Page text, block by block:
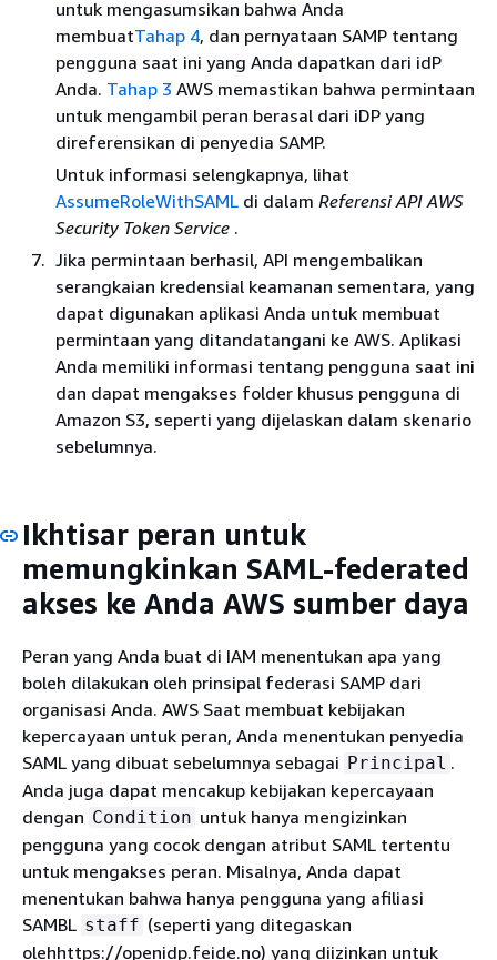
untuk mengasumsikan bahwa Anda
membuatTahap 4, dan pernyataan SAMP tentang
pengguna saat ini yang Anda dapatkan dari idP
Anda. Tahap 3 AWS memastikan bahwa permintaan
untuk mengambil peran berasal dari iDP yang
direferensikan di penyedia SAMP.
Untuk informasi selengkapnya, lihat
AssumeRoleWithSAML di dalam Referensi API AWS
Security Token Service .
Jika permintaan berhasil, API mengembalikan
serangkaian kredensial keamanan sementara, yang
dapat digunakan aplikasi Anda untuk membuat
permintaan yang ditandatangani ke AWS. Aplikasi
Anda memiliki informasi tentang pengguna saat ini
dan dapat mengakses folder khusus pengguna di
Amazon S3, seperti yang dijelaskan dalam skenario
sebelumnya.
Ikhtisar peran untuk
memungkinkan SAML-federated
akses ke Anda AWS sumber daya
Peran yang Anda buat di IAM menentukan apa yang
boleh dilakukan oleh prinsipal federasi SAMP dari
organisasi Anda. AWS Saat membuat kebijakan
kepercayaan untuk peran, Anda menentukan penyedia
SAML yang dibuat sebelumnya sebagai Principal .
Anda juga dapat mencakup kebijakan kepercayaan
dengan Condition untuk hanya mengizinkan
pengguna yang cocok dengan atribut SAML tertentu
untuk mengakses peran. Misalnya, Anda dapat
menentukan bahwa hanya pengguna yang afiliasi
SAMBL staff (seperti yang ditegaskan
olehhttps://openidp.feide.no) yang diizinkan untuk